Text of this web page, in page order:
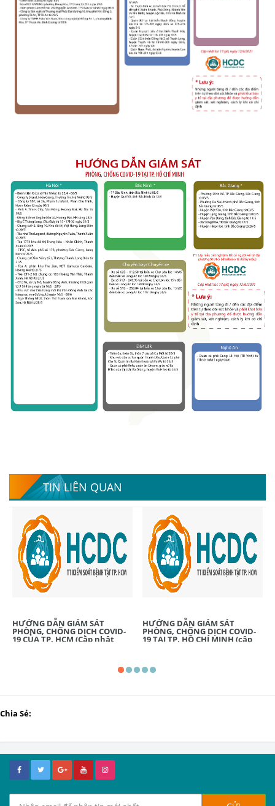
TIN LIÊN QUAN
HƯỚNG DẪN GIÁM SÁT
PHÒNG, CHỐNG DỊCH COVID-
19 CỦA TP. HCM (Cập nhật
HƯỚNG DẪN GIÁM SÁT
PHÒNG, CHỐNG DỊCH COVID-
19 TẠI TP. HỒ CHÍ MINH (cập
Chia Sẻ: